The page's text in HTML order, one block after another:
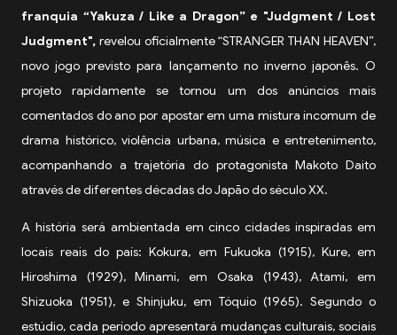
franquia “Yakuza / Like a Dragon” e "Judgment / Lost
Judgment", revelou oficialmente “STRANGER THAN HEAVEN”,
novo jogo previsto para lançamento no inverno japonês. O
projeto rapidamente se tornou um dos anúncios mais
comentados do ano por apostar em uma mistura incomum de
drama histórico, violência urbana, música e entretenimento,
acompanhando a trajetória do protagonista Makoto Daito
através de diferentes décadas do Japão do século XX.
A história será ambientada em cinco cidades inspiradas em
locais reais do país: Kokura, em Fukuoka (1915), Kure, em
Hiroshima (1929), Minami, em Osaka (1943), Atami, em
Shizuoka (1951), e Shinjuku, em Tóquio (1965). Segundo o
estúdio, cada período apresentará mudanças culturais, sociais